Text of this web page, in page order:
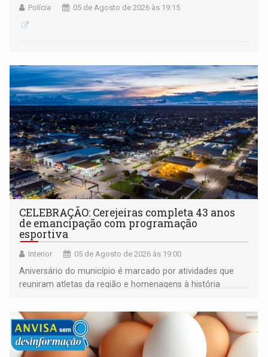
Polícia 05 de Agosto de 2026 às 19:15
CELEBRAÇÃO: Cerejeiras completa 43 anos
de emancipação com programação
esportiva
Interior 05 de Agosto de 2026 às 19:00
Aniversário do município é marcado por atividades que
reuniram atletas da região e homenagens à história